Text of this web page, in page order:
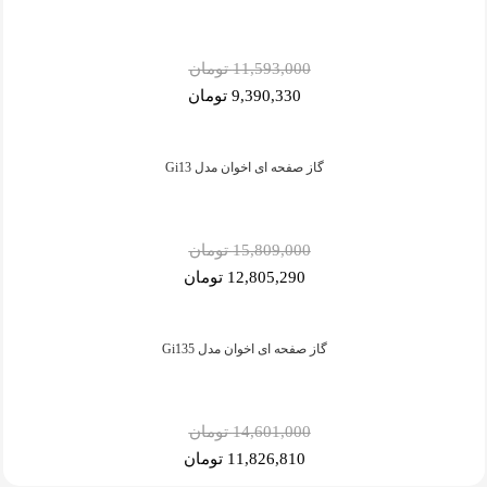
11,593,000 تومان
9,390,330 تومان
گاز صفحه ای اخوان مدل Gi13
15,809,000 تومان
12,805,290 تومان
گاز صفحه ای اخوان مدل Gi135
14,601,000 تومان
11,826,810 تومان